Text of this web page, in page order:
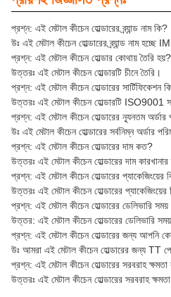
প্রশ্ন: এই মেটাল কীচেন হোল্ডারের ব্র্যান্ড নাম কি?
উঃ এই মেটাল কীচেন হোল্ডারের ব্র্যান্ড নাম হচ্ছে
প্রশ্ন: এই মেটাল কীচেন হোল্ডার কোথায় তৈরি হয়?
উত্তরঃ এই মেটাল কীচেন হোল্ডারটি চীনে তৈরি।
প্রশ্ন: এই মেটাল কীচেন হোল্ডারের সার্টিফিকেশন
উত্তরঃ এই মেটাল কীচেন হোল্ডারটি ISO9001
প্রশ্ন: এই মেটাল কীচেন হোল্ডারের ন্যূনতম
উঃ এই মেটাল কীচেন হোল্ডারের সর্বনিম্ন অর্ডার
প্রশ্ন: এই মেটাল কীচেন হোল্ডারের দাম কত?
উত্তরঃ এই মেটাল কীচেন হোল্ডারের দাম কারখানার
প্রশ্ন: এই মেটাল কীচেন হোল্ডারের প্যাকেজিংয়ের
উত্তরঃ এই মেটাল কীচেন হোল্ডারের প্যাকেজিংয়ের
প্রশ্ন: এই মেটাল কীচেন হোল্ডারের ডেলিভারি
উত্তর: এই মেটাল কীচেন হোল্ডারের ডেলিভারি
প্রশ্ন: এই মেটাল কীচেন হোল্ডারের জন্য আপনি
উঃ আমরা এই মেটাল কীচেন হোল্ডারের জন্য TT
প্রশ্ন: এই মেটাল কীচেন হোল্ডারের সরবরাহ
উত্তরঃ এই মেটাল কীচেন হোল্ডারের সরবরাহ